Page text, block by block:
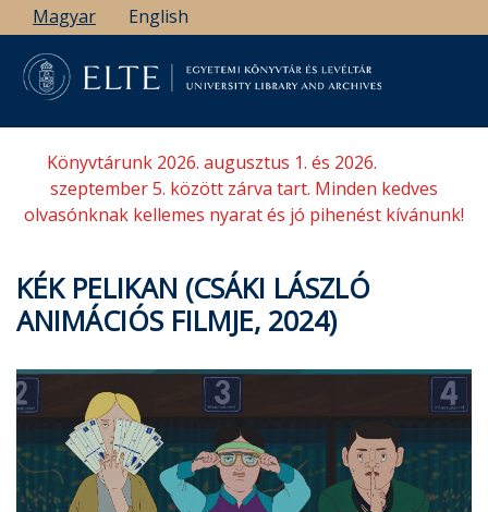
Ugrás
a
tartalomra
Magyar English
Könyvtárunk 2026. augusztus 1. és 2026.
szeptember 5. között zárva tart. Minden kedves
olvasónknak kellemes nyarat és jó pihenést kívánunk!
KÉK PELIKAN (CSÁKI LÁSZLÓ
ANIMÁCIÓS FILMJE, 2024)